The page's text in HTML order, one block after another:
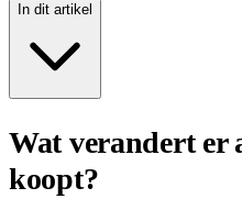
In dit artikel
Wat verandert er
koopt?